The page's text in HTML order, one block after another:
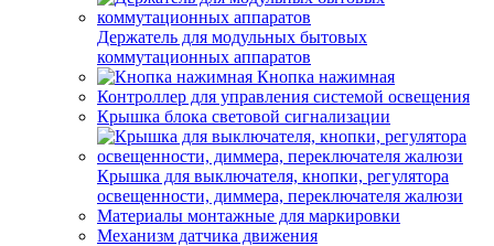
Держатель для модульных бытовых
коммутационных аппаратов
Кнопка нажимная
Контроллер для управления системой освещения
Крышка блока световой сигнализации
Крышка для выключателя, кнопки, регулятора
освещенности, диммера, переключателя жалюзи
Материалы монтажные для маркировки
Механизм датчика движения